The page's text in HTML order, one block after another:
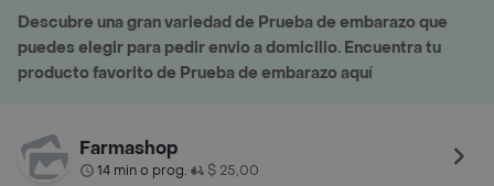
Descubre una gran variedad de Prueba de embarazo que
puedes elegir para pedir envio a domicilio. Encuentra tu
producto favorito de Prueba de embarazo aquí
Farmashop
14 min o prog.• $ 25,00